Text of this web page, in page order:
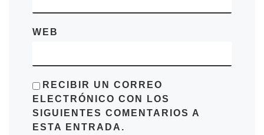
WEB
RECIBIR UN CORREO
ELECTRÓNICO CON LOS
SIGUIENTES COMENTARIOS A
ESTA ENTRADA.